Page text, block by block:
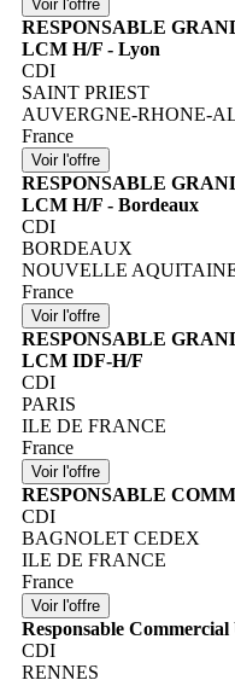
RESPONSABLE
LCM H/F - Lyon
CDI
SAINT PRIEST
AUVERGNE-RHONE-
France
RESPONSABLE
LCM H/F - Bordeaux
CDI
BORDEAUX
NOUVELLE
France
RESPONSABLE
LCM IDF-H/F
CDI
PARIS
ILE DE FRANCE
France
RESPONSABLE
CDI
BAGNOLET CEDEX
ILE DE FRANCE
France
Responsable
CDI
RENNES